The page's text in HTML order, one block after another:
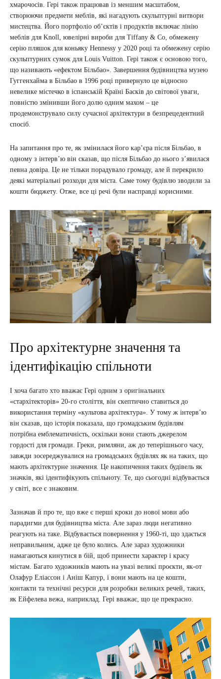
хмарочосів. Гері також працював із меншим масштабом,
створюючи предмети меблів, які нагадують скульптурні витвори
мистецтва. Його портфоліо об’єктів і продуктів включає лінію
меблів для Knoll, ювелірні вироби для Tiffany & Co, обмежену
серію пляшок для коньяку Hennessy у 2020 році та обмежену серію
скульптурних сумок для Louis Vuitton. Гері також є основою того,
що називають «ефектом Більбао». Завершення будівництва музею
Гуггенхайма в Більбао в 1996 році привернуло це відносно
невелике містечко в іспанській Країні Басків до світової уваги,
повністю змінивши його долю одним махом – це
продемонструвало силу сучасної архітектури в безпрецедентний
спосіб.
На запитання про те, як змінилася його кар’єра після Більбао, в
одному з інтерв’ю він сказав, що після Більбао до нього з’явилася
певна довіра. Це не тільки порадувало громаду, але й перекрило
деякі матеріальні розходи для міста. Саме тому будівлю зводили за
кошти бюджету. Отже, все ці речі були насправді корисними.
Про архітектурне значення та
ідентифікацію спільноти
І хоча багато хто вважає Гері одним з оригінальних
«стархітекторів» 20-го століття, він скептично ставиться до
використання терміну «культова архітектура». У тому ж інтерв’ю
він сказав, що історія показала, що громадським будівлям
потрібна емблематичність, оскільки вони стають джерелом
гордості для громади. Греки, римляни, аж до теперішнього часу,
завжди зосереджувалися на громадських будівлях як на таких, що
мають архітектурне значення. Це накопичення таких будівель як
значків, які ідентифікують спільноту. Те, що сьогодні відбувається
у світі, все є знаковим.
Зазначав й про те, що вже є перші кроки до нової мови або
парадигми для будівництва міста. Але зараз люди негативно
реагують на таке. Відбувається повернення у 1960-ті, що здається
неправильним, адже це було колись. Але зараз художники
намагаються кинутися в бій, щоб принести характер і красу
містам. Багато художників мають на увазі великі проєкти, як-от
Олафур Еліассон і Аніш Капур, і вони мають на це кошти,
контакти та технічні ресурси для розробки великих речей, таких,
як Ейфелева вежа, наприклад. Гері вважає, що це прекрасно.